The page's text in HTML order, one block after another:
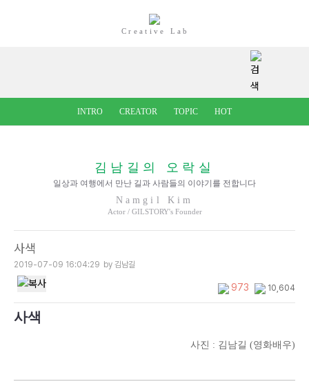
Creative Lab
INTRO CREATOR TOPIC HOT
김남길의 오락실
일상과 여행에서 만난 길과 사람들의 이야기를 전합니다
Namgil Kim
Actor / GILSTORY's Founder
사색
2019-07-09 16:04:29 by 김남길
973 10,604
사색
사진 : 김남길 (영화배우)